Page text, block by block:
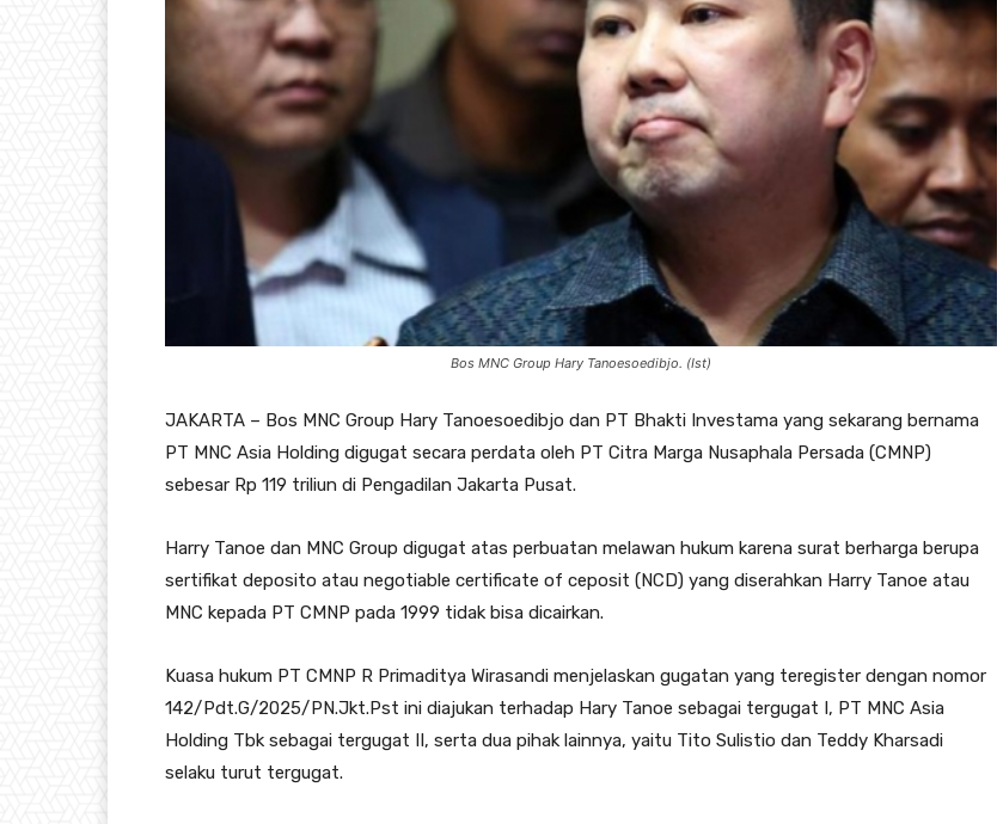
Bos MNC Group Hary Tanoesoedibjo. (Ist)
JAKARTA – Bos MNC Group Hary Tanoesoedibjo dan PT Bhakti Investama yang sekarang bernama
PT MNC Asia Holding digugat secara perdata oleh PT Citra Marga Nusaphala Persada (CMNP)
sebesar Rp 119 triliun di Pengadilan Jakarta Pusat.
Harry Tanoe dan MNC Group digugat atas perbuatan melawan hukum karena surat berharga berupa
sertifikat deposito atau negotiable certificate of ceposit (NCD) yang diserahkan Harry Tanoe atau
MNC kepada PT CMNP pada 1999 tidak bisa dicairkan.
Kuasa hukum PT CMNP R Primaditya Wirasandi menjelaskan gugatan yang teregister dengan nomor
142/Pdt.G/2025/PN.Jkt.Pst ini diajukan terhadap Hary Tanoe sebagai tergugat I, PT MNC Asia
Holding Tbk sebagai tergugat II, serta dua pihak lainnya, yaitu Tito Sulistio dan Teddy Kharsadi
selaku turut tergugat.